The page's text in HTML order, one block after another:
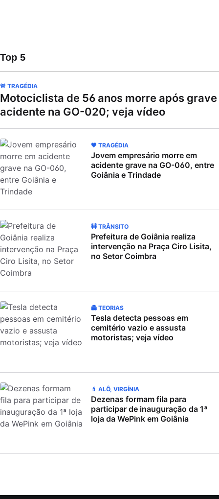
Top 5
🚨 TRAGÉDIA
Motociclista de 56 anos morre após grave
acidente na GO-020; veja vídeo
🖤 TRAGÉDIA
Jovem empresário morre em
acidente grave na GO-060, entre
Goiânia e Trindade
🚧 TRÂNSITO
Prefeitura de Goiânia realiza
intervenção na Praça Ciro Lisita,
no Setor Coimbra
👻 TEORIAS
Tesla detecta pessoas em
cemitério vazio e assusta
motoristas; veja vídeo
💄 ALÔ, VIRGÍNIA
Dezenas formam fila para
participar de inauguração da 1ª
loja da WePink em Goiânia